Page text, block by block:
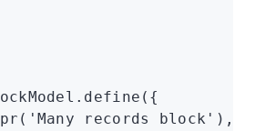
.define ({
( 'Many records block' ) ,